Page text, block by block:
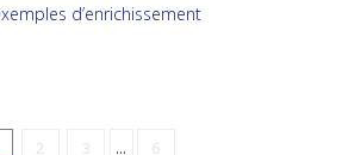
d’enrichissement
2 3 ... 6